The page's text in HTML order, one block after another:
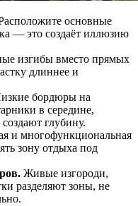
основные
— это создаёт иллюзию
изгибы вместо прямых
длиннее и
бордюры на
в середине,
глубину.
и многофункциональная
зону отдыха под
Живые изгороди,
разделяют зоны, не